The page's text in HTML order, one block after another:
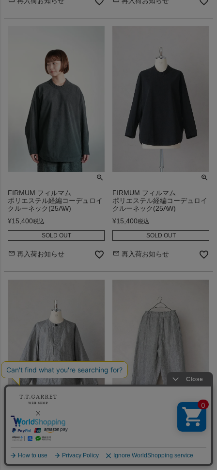
FIRMUM フィルマム
ポリエステル経編コーデュロイ
クルーネック(25AW)
¥15,400税込
SOLD OUT
再入荷お知らせ
FIRMUM フィルマム
ポリエステル経編コーデュロイ
クルーネック(25AW)
¥15,400税込
SOLD OUT
再入荷お知らせ
リネン&コットンピンチェック
ブルゾンシャツ(25SS)
リネン&コットンピンチェック